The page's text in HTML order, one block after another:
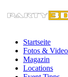
Inhalt
Startseite
Fotos &
Magazin
Locations